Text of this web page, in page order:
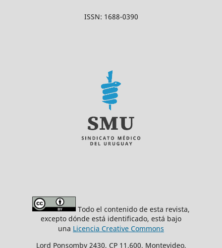
ISSN: 1688-0390
Todo el contenido de esta revista,
excepto dónde está identificado, está bajo
una Licencia Creative Commons
Lord Ponsomby 2430, CP 11.600. Montevideo,